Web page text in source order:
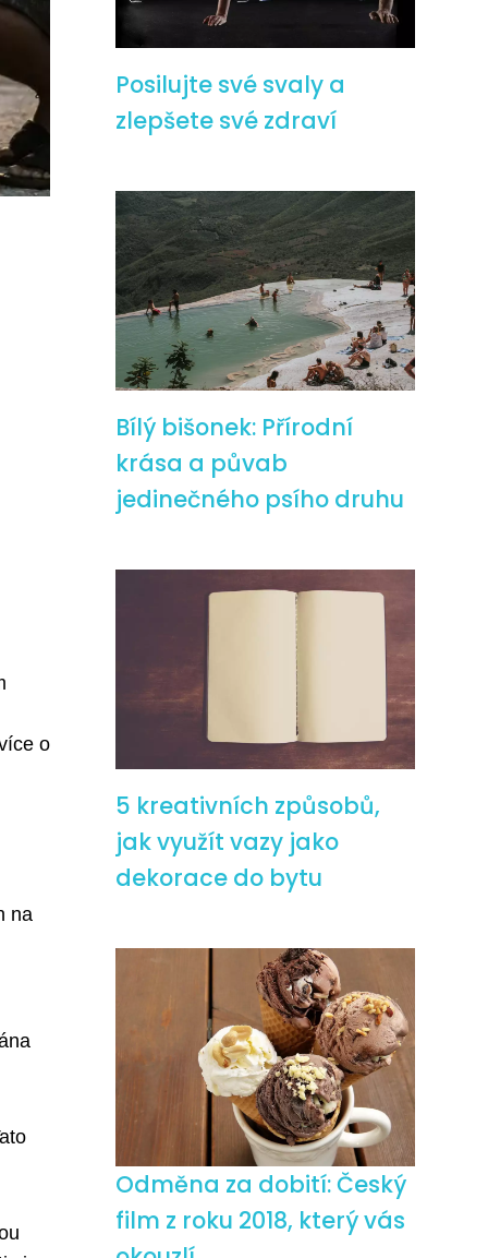
o
na
Posilujte své svaly a
zlepšete své zdraví
Bílý bišonek: Přírodní
krása a půvab
jedinečného psího druhu
5 kreativních způsobů,
jak využít vazy jako
dekorace do bytu
Odměna za dobití: Český
film z roku 2018, který vás